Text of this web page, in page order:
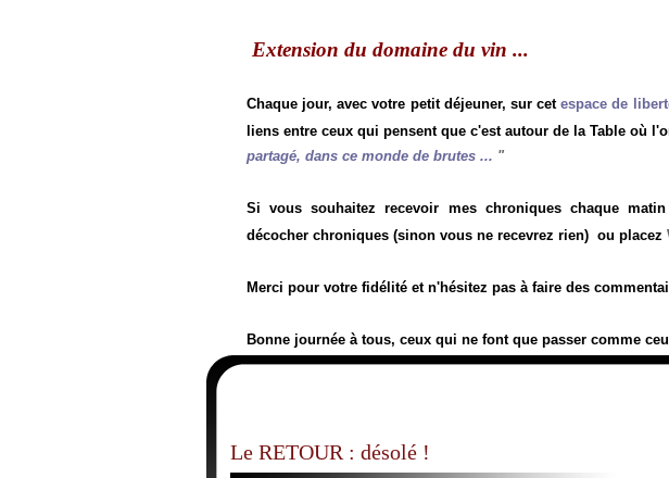
Extension du domaine du vin ...
Chaque jour, avec votre petit déjeuner, sur cetespace de
liens entre ceux qui pensent que c'est autour de la Table où
partagé, dans ce monde de brutes ... "
Si vous souhaitez recevoir mes chroniques chaque
décocher chroniques (sinon vous ne recevrez rien) ou placez
Merci pour votre fidélité et n'hésitez pas à faire des
Bonne journée à tous, ceux qui ne font que passer comme
Le RETOUR : désolé !